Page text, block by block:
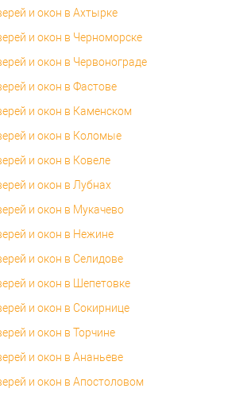
и окон в Ахтырке
и окон в Черноморске
и окон в Червонограде
и окон в Фастове
и окон в Каменском
и окон в Коломые
и окон в Ковеле
и окон в Лубнах
и окон в Мукачево
и окон в Нежине
и окон в Селидове
и окон в Шепетовке
и окон в Сокирнице
и окон в Торчине
и окон в Ананьеве
и окон в Апостоловом